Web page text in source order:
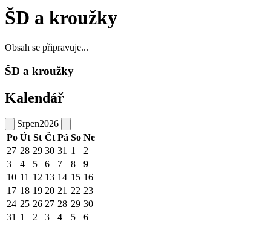
ŠD a kroužky
Obsah se připravuje...
ŠD a kroužky
Kalendář
Srpen2026
Po Út St Čt Pá So Ne
27 28 29 30 31 1
2
3
4 5 6 7 8
9
10 11 12 13 14 15 16
17 18 19 20 21 22 23
24 25 26 27 28 29 30
31 1 2 3 4 5 6